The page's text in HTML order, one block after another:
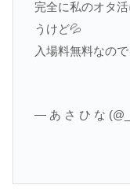
完全に私のオタ
うけど💦
入場料無料なの
— あ さ ひ な